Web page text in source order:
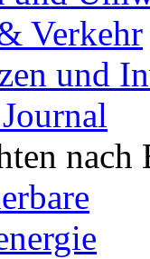
Verkehr
und
nach